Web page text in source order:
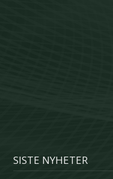
SISTE NYHETER